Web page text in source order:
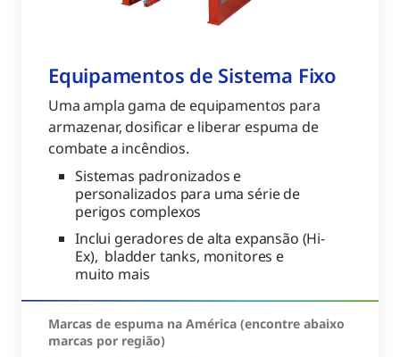
Equipamentos de Sistema Fixo
Uma ampla gama de equipamentos para
armazenar, dosificar e liberar espuma de
combate a incêndios.
Sistemas padronizados e
personalizados para uma série de
perigos complexos
Inclui geradores de alta expansão (Hi-
Ex), bladder tanks, monitores e
muito mais
Marcas de espuma na América (encontre abaixo
marcas por região)